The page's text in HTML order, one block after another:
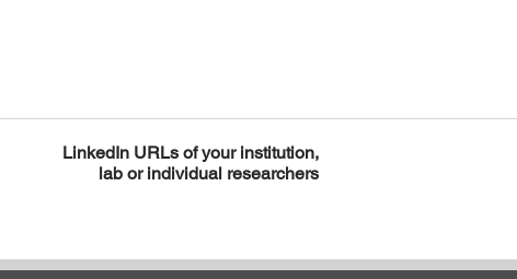
LinkedIn URLs of your institution,
lab or individual researchers